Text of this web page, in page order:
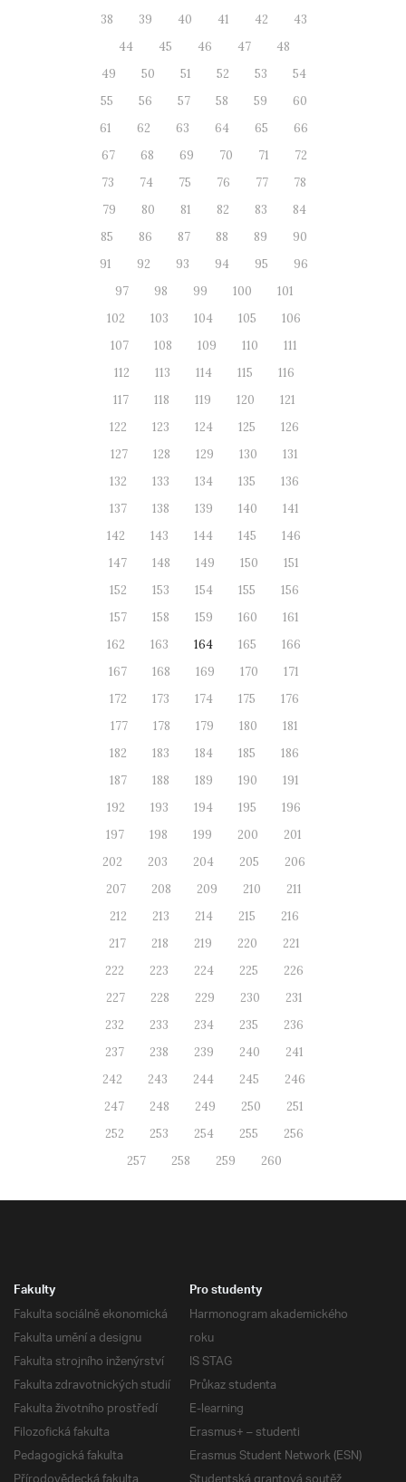
38
39 40 41 42
43
44
45 46 47
48
49
50 51 52 53
54
55
56 57 58 59
60
61
62 63 64 65
66
67
68 69 70 71
72
73
74 75 76 77
78
79
80 81 82 83
84
85
86 87 88 89
90
91
92 93 94 95
96
97
98 99 100
101
102
103 104 105
106
107
108 109 110
111
112
113 114 115
116
117
118 119 120
121
122
123 124 125
126
127
128 129 130
131
132
133 134 135
136
137
138 139 140
141
142
143 144 145
146
147
148 149 150
151
152
153 154 155
156
157
158 159 160
161
162
163 164 165
166
167
168 169 170
171
172
173 174 175
176
177
178 179 180
181
182
183 184 185
186
187
188 189 190
191
192
193 194 195
196
197
198 199 200
201
202
203 204 205
206
207
208 209 210
211
212
213 214 215
216
217
218 219 220
221
222
223 224 225
226
227
228 229 230
231
232
233 234 235
236
237
238 239 240
241
242
243 244 245
246
247
248 249 250
251
252
253 254 255
256
257
258 259 260
Fakulty
Fakulta sociálně ekonomická
Fakulta umění a designu
Fakulta strojního inženýrství
Fakulta zdravotnických studií
Fakulta životního prostředí
Filozofická fakulta
Pedagogická fakulta
Pro studenty
Harmonogram akademického
roku
IS STAG
Průkaz studenta
E-learning
Erasmus+ – studenti
Erasmus Student Network (ESN)